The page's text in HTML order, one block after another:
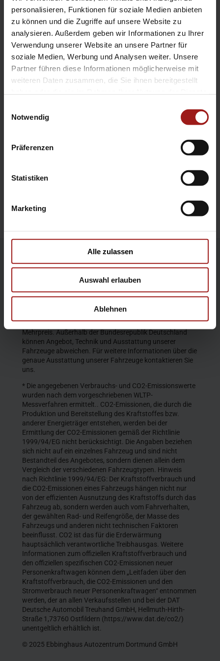
personalisieren, Funktionen für soziale Medien anbieten
zu können und die Zugriffe auf unsere Website zu
analysieren. Außerdem geben wir Informationen zu Ihrer
Verwendung unserer Website an unsere Partner für
soziale Medien, Werbung und Analysen weiter. Unsere
Partner führen diese Informationen möglicherweise mit
weiteren Daten zusammen, die Sie ihnen bereitgestellt
Notwendig
Präferenzen
Statistiken
Marketing
Alle zulassen
Auswahl erlauben
Ablehnen
EA Standorte
Ebbinghaus am Flughafen – Dortmund Sölde
Ebbinghaus am Tierpark – Dortmund Kirchhörde
Ebbinghaus Autozentrum – Dortmund Dorstfeld
Ebbinghaus Ford Store – Bochum
Ebbinghaus in Hamm
Ebbinghaus in Kamen
Ebbinghaus in Unna
Garantie
Die Produktbeschreibungen und Abbildungen enthalten
teilweise auch Sonderausstattungen, die nicht zum
entspricht dem Stand bei Veröffentlichung. Wir behalten
Die abgebildeten Farben geben den wirklichen Farbton nur
annähernd wieder. Gezeigte Sonderausstattungen gegen
Mehrpreis. Außerhalb der Bundesrepublik Deutschland
können Angebot, Technik und Ausstattung unserer
Fahrzeuge abweichen. Für weitere Informationen über die
genaue Ausstattung unserer Fahrzeuge kontaktieren Sie
uns.
* Die angegebenen Verbrauchs- und CO2-Emissionswerte
wurden nach dem vorgeschriebenen WLTP-
Messverfahren ermittelt.. CO2-Emissionen, die durch die
Produktion und Bereitstellung des Kraftstoffes bzw.
anderer Energieträger entstehen, werden bei der
Ermittlung der CO2-Emissionen gemäß der Richtlinie
1999/94/EG nicht berücksichtigt. Die Angaben beziehen
sich nicht auf ein einzelnes Fahrzeug und sind nicht
Bestandteil des Angebotes, sondern dienen allein dem
Vergleich der verschiedenen Fahrzeugtypen. Hinweis
nach Richtlinie 1999/94/EG: Der Kraftstoffverbrauch und
die CO2-Emissionen eines Fahrzeugs hängen nicht nur
von der effizienten Ausnutzung des Kraftstoffs durch das
Fahrzeug ab, sondern werden auch vom Fahrverhalten,
der gewählten Rad- und Reifengröße, der Masse des
Fahrzeugs und anderen nicht technischen Faktoren
beeinflusst. CO2 ist das für die Erderwärmung
hauptsächlich verantwortliche Treibhausgas. Weitere
Informationen zum offiziellen Kraftstoffverbrauch und
den offiziellen spezifischen CO2-Emissionen neuer
Personenkraftwagen können dem „Leitfaden über den
Kraftstoffverbrauch, die CO2-Emissionen und den
Stromverbrauch neuer Personenkraftwagen“ entnommen
werden, der an allen Verkaufsstellen und bei der DAT
Deutsche Automobil Treuhand GmbH, Hellmuth-Hirth-
Straße 1,73760 Ostfildern (https://www.dat.de/co2/)
unentgeltlich erhältlich ist.
© 2025 Ebbinghaus Autozentrum Dortmund GmbH